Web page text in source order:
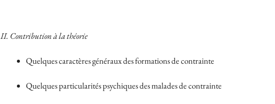
II. Contribution à la théorie
Quelques caractères généraux des formations de contrainte
Quelques particularités psychiques des malades de contrainte